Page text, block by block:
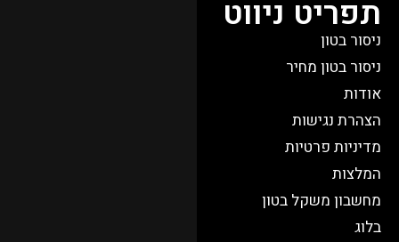
תפריט ניווט
ניסור בטון
ניסור בטון מחיר
אודות
הצהרת נגישות
מדיניות פרטיות
המלצות
מחשבון משקל בטון
בלוג